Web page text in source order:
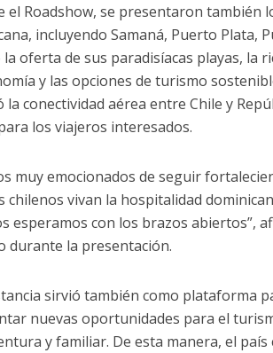
el Roadshow, se presentaron también
incluyendo Samaná, Puerto Plata,
la oferta de sus paradisíacas playas, la
y las opciones de turismo
la conectividad aérea entre Chile y
los viajeros interesados.
muy emocionados de seguir
chilenos vivan la hospitalidad
esperamos con los brazos abiertos”,
durante la presentación.
sirvió también como plataforma
nuevas oportunidades para el
y familiar. De esta manera, el